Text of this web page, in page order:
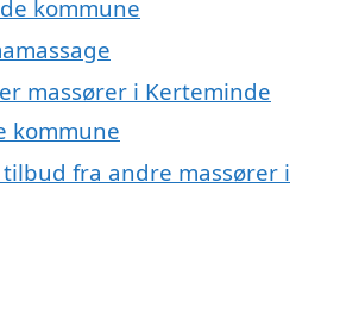
kommune
massører i Kerteminde
kommune
fra andre massører i